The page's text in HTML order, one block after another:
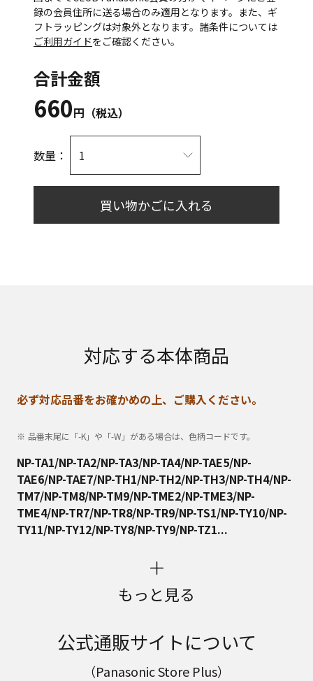
録の会員住所に送る場合のみ適用となります。また、ギ
フトラッピングは対象外となります。諸条件については
ご利用ガイドをご確認ください。
合計金額
660円（税込）
数量：
買い物かごに入れる
対応する本体商品
必ず対応品番をお確かめの上、ご購入ください。
品番末尾に「-K」や「-W」がある場合は、色柄コードです。
NP-TA1/NP-TA2/NP-TA3/NP-TA4/NP-TAE5/NP-
TAE6/NP-TAE7/NP-TH1/NP-TH2/NP-TH3/NP-TH4/NP-
TM7/NP-TM8/NP-TM9/NP-TME2/NP-TME3/NP-
TME4/NP-TR7/NP-TR8/NP-TR9/NP-TS1/NP-TY10/NP-
TY11/NP-TY12/NP-TY8/NP-TY9/NP-TZ1...
もっと見る
公式通販サイトについて
（Panasonic Store Plus）